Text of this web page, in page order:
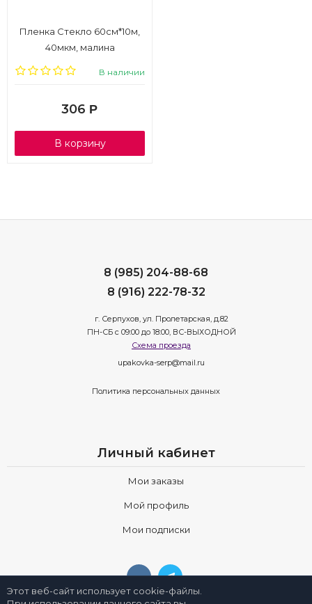
Пленка Стекло 60см*10м,
40мкм, малина
В наличии
306 Р
В корзину
8 (985) 204-88-68
8 (916) 222-78-32
г. Серпухов, ул. Пролетарская, д.82
ПН-СБ с 09:00 до 18:00, ВС-ВЫХОДНОЙ
Схема проезда
upakovka-serp@mail.ru
Политика персональных данных
Личный кабинет
Мои заказы
Мой профиль
Мои подписки
Этот веб-сайт использует cookie-файлы.